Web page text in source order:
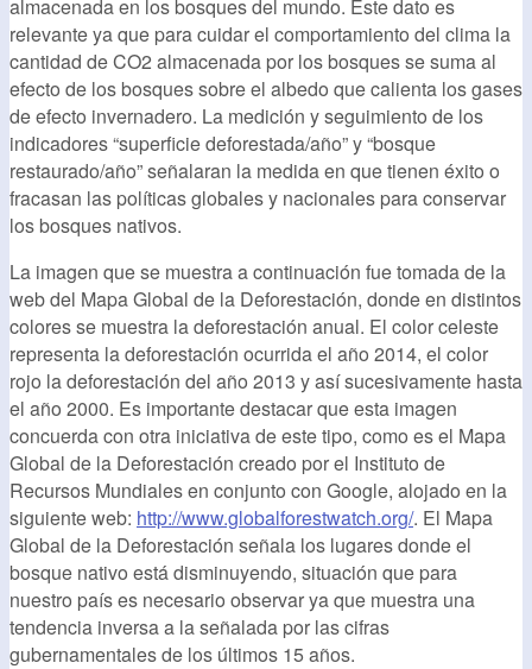
almacenada en los bosques del mundo. Este dato es
relevante ya que para cuidar el comportamiento del clima la
cantidad de CO2 almacenada por los bosques se suma al
efecto de los bosques sobre el albedo que calienta los gases
de efecto invernadero. La medición y seguimiento de los
indicadores “superficie deforestada/año” y “bosque
restaurado/año” señalaran la medida en que tienen éxito o
fracasan las políticas globales y nacionales para conservar
los bosques nativos.
La imagen que se muestra a continuación fue tomada de la
web del Mapa Global de la Deforestación, donde en distintos
colores se muestra la deforestación anual. El color celeste
representa la deforestación ocurrida el año 2014, el color
rojo la deforestación del año 2013 y así sucesivamente hasta
el año 2000. Es importante destacar que esta imagen
concuerda con otra iniciativa de este tipo, como es el Mapa
Global de la Deforestación creado por el Instituto de
Recursos Mundiales en conjunto con Google, alojado en la
siguiente web: http://www.globalforestwatch.org/. El Mapa
Global de la Deforestación señala los lugares donde el
bosque nativo está disminuyendo, situación que para
nuestro país es necesario observar ya que muestra una
tendencia inversa a la señalada por las cifras
gubernamentales de los últimos 15 años.